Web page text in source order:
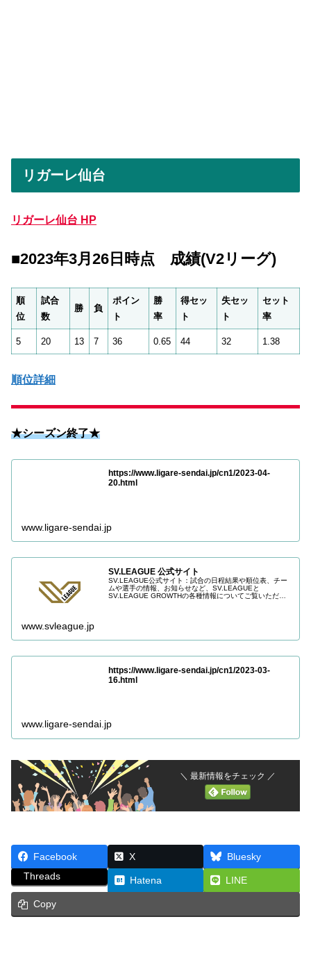
リガーレ仙台
リガーレ仙台 HP
■2023年3月26日時点 成績(V2リーグ)
順
位
試合
数
勝 負
ポイン
ト
勝
率
得セッ
ト
失セッ
ト
セット
率
5 20 13 7 36 0.65 44 32 1.38
順位詳細
★シーズン終了★
https://www.ligare-sendai.jp/cn1/2023-04-
20.html
www.ligare-sendai.jp
SV.LEAGUE 公式サイト
SV.LEAGUE公式サイト：試合の日程結果や順位表、チー
ムや選手の情報、お知らせなど、SV.LEAGUEと
SV.LEAGUE GROWTHの各種情報についてご覧いただけ
www.svleague.jp
https://www.ligare-sendai.jp/cn1/2023-03-
16.html
www.ligare-sendai.jp
＼ 最新情報をチェック ／
Facebook X
Bluesky
Threads
Hatena LINE
Copy